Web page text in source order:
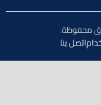
اتصل بنا